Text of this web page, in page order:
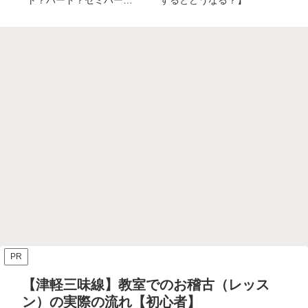
PR
【津軽三味線】教室でのお稽古（レッス
ン）の実際の流れ【初心者】